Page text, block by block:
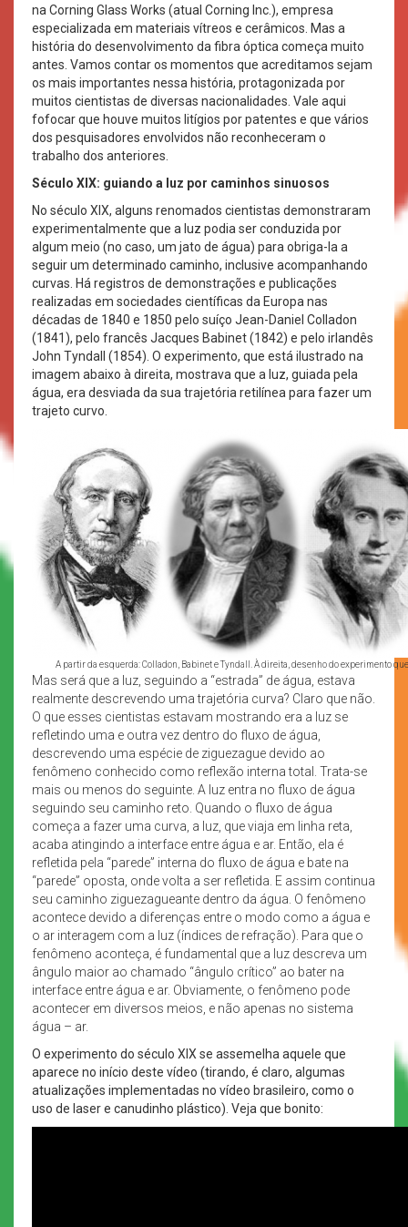
na Corning Glass Works (atual Corning Inc.), empresa
especializada em materiais vítreos e cerâmicos. Mas a
história do desenvolvimento da fibra óptica começa muito
antes. Vamos contar os momentos que acreditamos sejam
os mais importantes nessa história, protagonizada por
muitos cientistas de diversas nacionalidades. Vale aqui
fofocar que houve muitos litígios por patentes e que vários
dos pesquisadores envolvidos não reconheceram o
trabalho dos anteriores.
Século XIX: guiando a luz por caminhos sinuosos
No século XIX, alguns renomados cientistas demonstraram
experimentalmente que a luz podia ser conduzida por
algum meio (no caso, um jato de água) para obriga-la a
seguir um determinado caminho, inclusive acompanhando
curvas. Há registros de demonstrações e publicações
realizadas em sociedades científicas da Europa nas
décadas de 1840 e 1850 pelo suíço Jean-Daniel Colladon
(1841), pelo francês Jacques Babinet (1842) e pelo irlandês
John Tyndall (1854). O experimento, que está ilustrado na
imagem abaixo à direita, mostrava que a luz, guiada pela
água, era desviada da sua trajetória retilínea para fazer um
trajeto curvo.
A partir da esquerda: Colladon, Babinet e Tyndall. À direita, desenho do experimento
Mas será que a luz, seguindo a “estrada” de água, estava
realmente descrevendo uma trajetória curva? Claro que não.
O que esses cientistas estavam mostrando era a luz se
refletindo uma e outra vez dentro do fluxo de água,
descrevendo uma espécie de ziguezague devido ao
fenômeno conhecido como reflexão interna total. Trata-se
mais ou menos do seguinte. A luz entra no fluxo de água
seguindo seu caminho reto. Quando o fluxo de água
começa a fazer uma curva, a luz, que viaja em linha reta,
acaba atingindo a interface entre água e ar. Então, ela é
refletida pela “parede” interna do fluxo de água e bate na
“parede” oposta, onde volta a ser refletida. E assim continua
seu caminho ziguezagueante dentro da água. O fenômeno
acontece devido a diferenças entre o modo como a água e
o ar interagem com a luz (índices de refração). Para que o
fenômeno aconteça, é fundamental que a luz descreva um
ângulo maior ao chamado “ângulo crítico” ao bater na
interface entre água e ar. Obviamente, o fenômeno pode
acontecer em diversos meios, e não apenas no sistema
água – ar.
O experimento do século XIX se assemelha aquele que
aparece no início deste vídeo (tirando, é claro, algumas
atualizações implementadas no vídeo brasileiro, como o
uso de laser e canudinho plástico). Veja que bonito: